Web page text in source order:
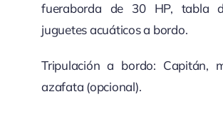
fueraborda de 30 HP, tabla
juguetes acuáticos a bordo.
Tripulación a bordo: Capitán,
azafata (opcional).